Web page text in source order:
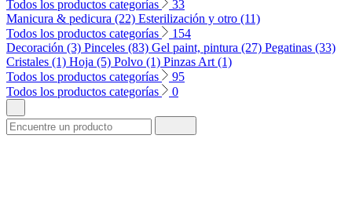
Todos los productos categorías
33
Manicura & pedicura (22) Esterilización y otro (11)
Todos los productos categorías
154
Decoración (3) Pinceles (83) Gel paint, pintura (27) Pegatinas (33)
Cristales (1) Hoja (5) Polvo (1) Pinzas Art (1)
Todos los productos categorías
95
Todos los productos categorías
0